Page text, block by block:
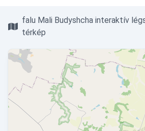
falu Mali Budyshcha interaktív
térkép